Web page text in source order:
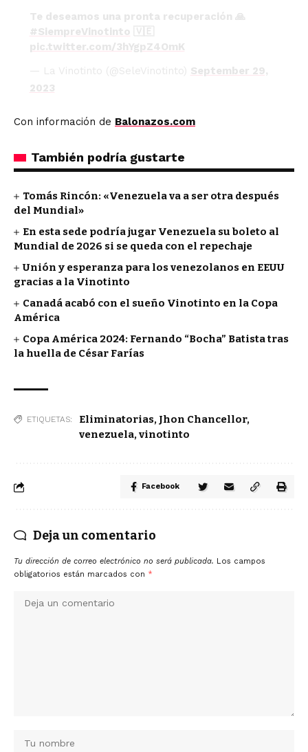
Te deseamos una pronta recuperación 🙏
#SiempreVinotinto 🇻🇪
pic.twitter.com/3hYgpZ4OmK
— La Vinotinto (@SeleVinotinto) September 29,
2023
Con información de Balonazos.com
También podría gustarte
Tomás Rincón: «Venezuela va a ser otra después
del Mundial»
En esta sede podría jugar Venezuela su boleto al
Mundial de 2026 si se queda con el repechaje
Unión y esperanza para los venezolanos en EEUU
gracias a la Vinotinto
Canadá acabó con el sueño Vinotinto en la Copa
América
Copa América 2024: Fernando “Bocha” Batista tras
la huella de César Farías
ETIQUETAS: Eliminatorias, Jhon Chancellor,
venezuela,vinotinto
Facebook
Deja un comentario
Tu dirección de correo electrónico no será publicada. Los campos
obligatorios están marcados con *